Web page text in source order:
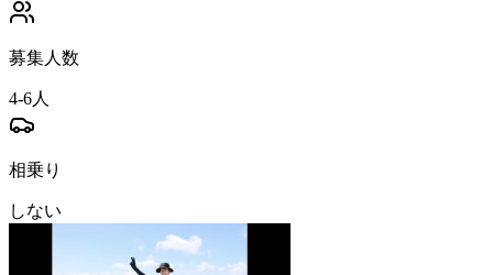
募集人数
4-6人
相乗り
しない